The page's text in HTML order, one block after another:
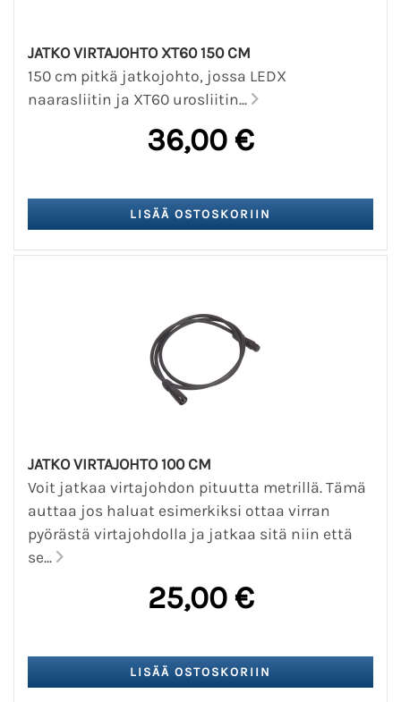
JATKO VIRTAJOHTO XT60 150 CM
150 cm pitkä jatkojohto, jossa LEDX
naarasliitin ja XT60 urosliitin...
36,00 €
JATKO VIRTAJOHTO 100 CM
Voit jatkaa virtajohdon pituutta metrillä. Tämä
auttaa jos haluat esimerkiksi ottaa virran
pyörästä virtajohdolla ja jatkaa sitä niin että
se...
25,00 €